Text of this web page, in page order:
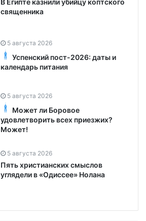
В Египте казнили убийцу коптского
священника
5 августа 2026
Успенский пост-2026: даты и
календарь питания
5 августа 2026
Может ли Боровое
удовлетворить всех приезжих?
Может!
5 августа 2026
Пять христианских смыслов
углядели в «Одиссее» Нолана